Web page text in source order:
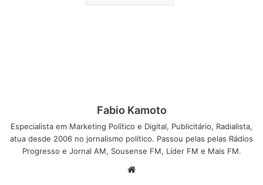
Fabio Kamoto
Especialista em Marketing Político e Digital, Publicitário, Radialista,
atua desde 2006 no jornalismo político. Passou pelas pelas Rádios
Progresso e Jornal AM, Sousense FM, Líder FM e Mais FM.